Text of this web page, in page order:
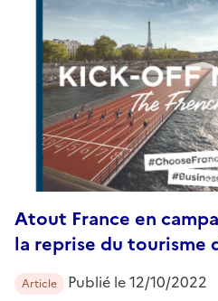
Atout France en
la reprise du tourisme
Article Publié le12/10/2022